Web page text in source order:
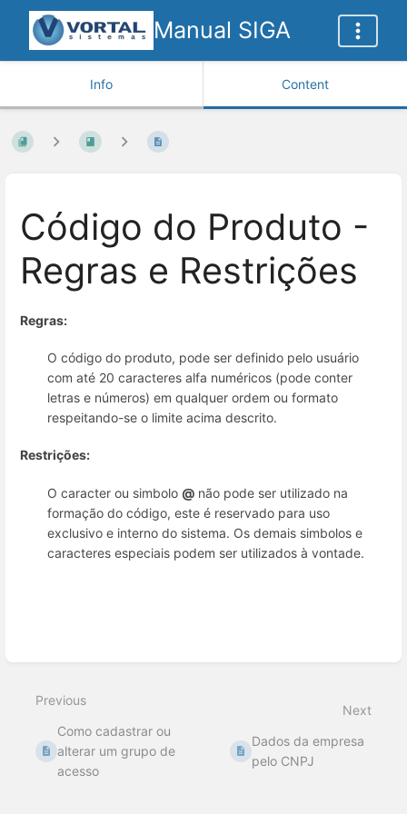
Manual SIGA
Info Content
Código do Produto -
Regras e Restrições
Regras:
O código do produto, pode ser definido pelo usuário
com até 20 caracteres alfa numéricos (pode conter
letras e números) em qualquer ordem ou formato
respeitando-se o limite acima descrito.
Restrições:
O caracter ou simbolo @ não pode ser utilizado na
formação do código, este é reservado para uso
exclusivo e interno do sistema. Os demais simbolos e
caracteres especiais podem ser utilizados à vontade.
Previous
Como cadastrar ou
alterar um grupo de
acesso
Next
Dados da empresa
pelo CNPJ